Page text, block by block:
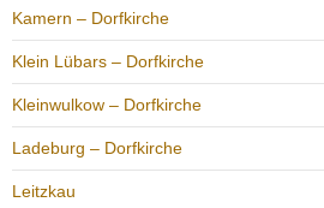
Kamern – Dorfkirche
Klein Lübars – Dorfkirche
Kleinwulkow – Dorfkirche
Ladeburg – Dorfkirche
Leitzkau